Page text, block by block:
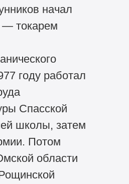
начал
— токарем
году работал
Спасской
школы, затем
Потом
области